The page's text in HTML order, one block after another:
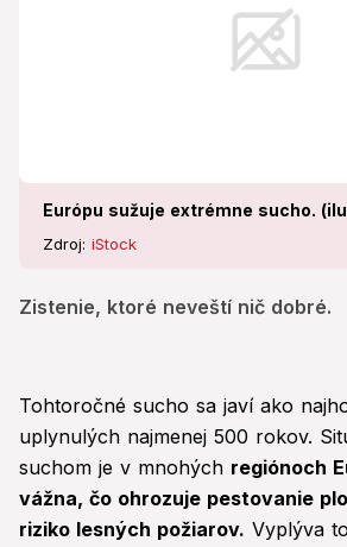
Európu sužuje extrémne sucho.
Zdroj: iStock
Zistenie, ktoré neveští nič dobré.
Tohtoročné sucho sa javí ako
uplynulých najmenej 500 rokov.
suchom je v mnohých regiónoch
vážna, čo ohrozuje pestovanie
riziko lesných požiarov. Vyplýva